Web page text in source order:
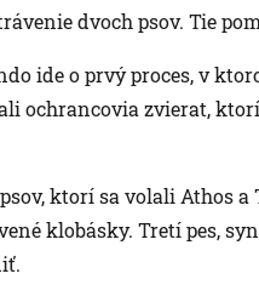
dvoch psov. Tie
ide o prvý proces, v
ochrancovia zvierat,
ktorí sa volali Athos
klobásky. Tretí pes,